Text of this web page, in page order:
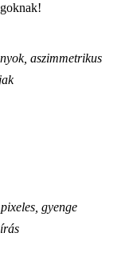
aszimmetrikus
gyenge